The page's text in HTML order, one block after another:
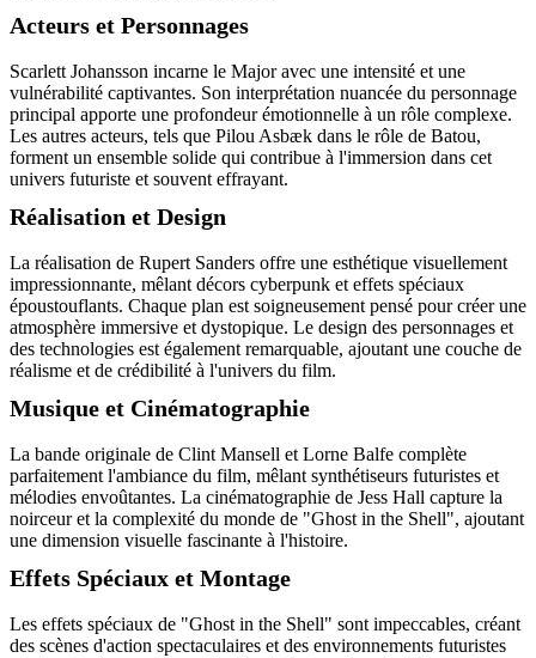
Acteurs et Personnages
Scarlett Johansson incarne le Major avec une intensité et une
vulnérabilité captivantes. Son interprétation nuancée du personnage
principal apporte une profondeur émotionnelle à un rôle complexe.
Les autres acteurs, tels que Pilou Asbæk dans le rôle de Batou,
forment un ensemble solide qui contribue à l'immersion dans cet
univers futuriste et souvent effrayant.
Réalisation et Design
La réalisation de Rupert Sanders offre une esthétique visuellement
impressionnante, mêlant décors cyberpunk et effets spéciaux
époustouflants. Chaque plan est soigneusement pensé pour créer une
atmosphère immersive et dystopique. Le design des personnages et
des technologies est également remarquable, ajoutant une couche de
réalisme et de crédibilité à l'univers du film.
Musique et Cinématographie
La bande originale de Clint Mansell et Lorne Balfe complète
parfaitement l'ambiance du film, mêlant synthétiseurs futuristes et
mélodies envoûtantes. La cinématographie de Jess Hall capture la
noirceur et la complexité du monde de "Ghost in the Shell", ajoutant
une dimension visuelle fascinante à l'histoire.
Effets Spéciaux et Montage
Les effets spéciaux de "Ghost in the Shell" sont impeccables, créant
des scènes d'action spectaculaires et des environnements futuristes